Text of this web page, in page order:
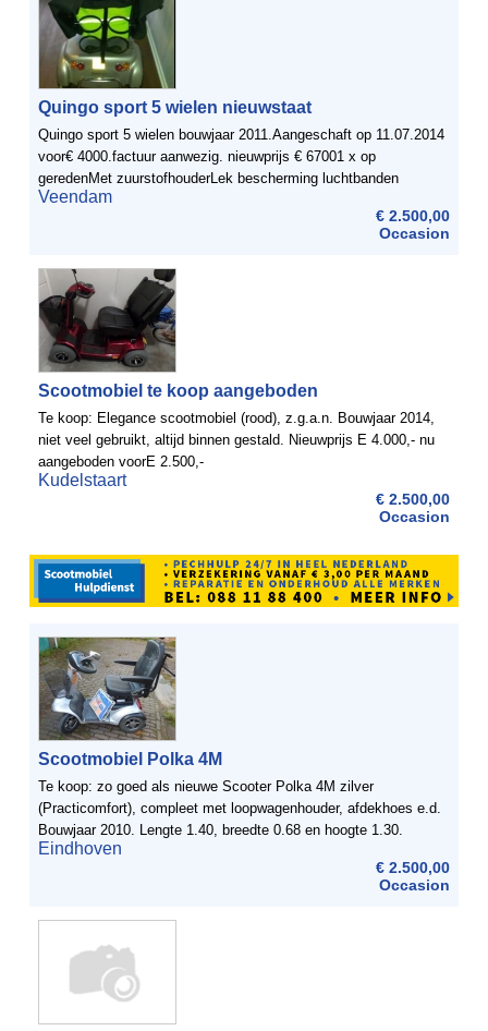
Quingo sport 5 wielen nieuwstaat
Quingo sport 5 wielen bouwjaar 2011.Aangeschaft op 11.07.2014
voor€ 4000.factuur aanwezig. nieuwprijs € 67001 x op
geredenMet zuurstofhouderLek bescherming luchtbanden
Stoeltas met dubbele stokhouder 650 watt motorMaximale ...
Veendam
€ 2.500,00
Occasion
Scootmobiel te koop aangeboden
Te koop: Elegance scootmobiel (rood), z.g.a.n. Bouwjaar 2014,
niet veel gebruikt, altijd binnen gestald. Nieuwprijs E 4.000,- nu
aangeboden voorE 2.500,-
Kudelstaart
€ 2.500,00
Occasion
Scootmobiel Polka 4M
Te koop: zo goed als nieuwe Scooter Polka 4M zilver
(Practicomfort), compleet met loopwagenhouder, afdekhoes e.d.
Bouwjaar 2010. Lengte 1.40, breedte 0.68 en hoogte 1.30.
Gewicht: 140 kg. Maximale snelheid 15 km. Maximaal
Eindhoven
€ 2.500,00
Occasion